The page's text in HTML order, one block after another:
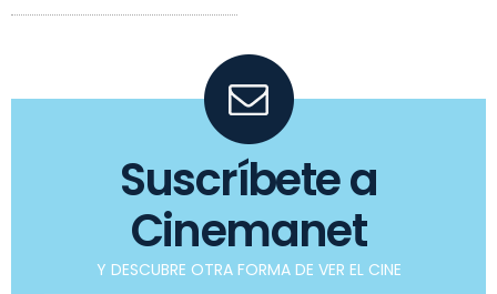
Suscríbete a
Cinemanet
Y DESCUBRE OTRA FORMA DE VER EL CINE